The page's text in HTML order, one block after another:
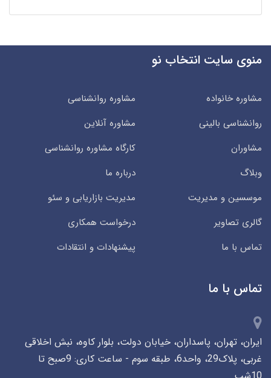
منوی سایت انتخاب نو
مشاوره خانواده
مشاوره روانشناسی
روانشناسی بالینی
مشاوره آنلاین
مشاوران
کارگاه مشاوره روانشناسی
وبلاگ
درباره ما
موسسین و مدیریت
مدیریت بازاریابی و سئو
گالری تصاویر
درخواست همکاری
تماس با ما
پیشنهادات و انتقادات
تماس با ما
ایران، تهران، پاسداران، خیابان دولت، بلوار کاوه، نبش اخلاقی
غربی، پلاک29، واحد6، طبقه سوم - ساعت کاری: 9صبح تا